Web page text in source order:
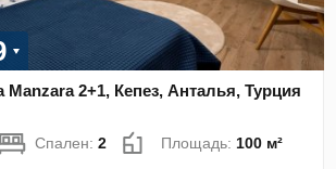
Manzara 2+1, Кепез, Анталья, Турция
Спален:2 Площадь:100 м²